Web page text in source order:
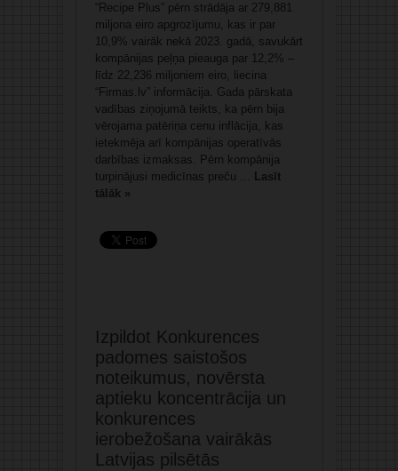
“Recipe Plus” pērn strādāja ar 279,881
miljona eiro apgrozījumu, kas ir par
10,9% vairāk nekā 2023. gadā, savukārt
kompānijas peļņa pieauga par 12,2% –
līdz 22,236 miljoniem eiro, liecina
“Firmas.lv” informācija. Gada pārskata
vadības ziņojumā teikts, ka pērn bija
vērojama patēriņa cenu inflācija, kas
ietekmēja arī kompānijas operatīvās
darbības izmaksas. Pērn kompānija
turpinājusi medicīnas preču ... Lasīt
tālāk »
Izpildot Konkurences
padomes saistošos
noteikumus, novērsta
aptieku koncentrācija un
konkurences
ierobežošana vairākās
Latvijas pilsētās